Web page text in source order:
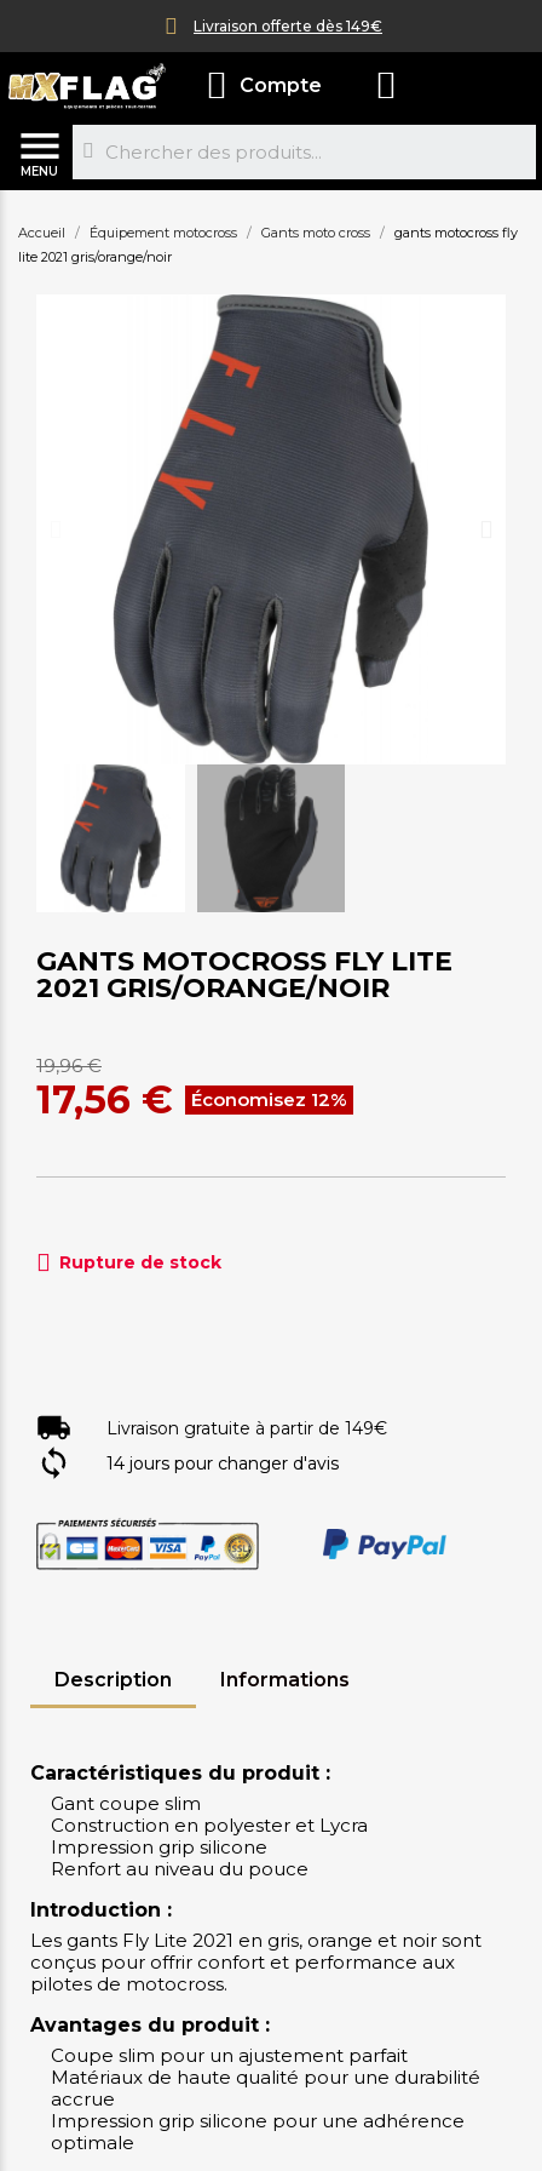
Livraison offerte dès 149€
MENU
Compte
Accueil Équipement motocross Gants moto cross
gants motocross fly
lite 2021 gris/orange/noir
GANTS MOTOCROSS FLY LITE
2021 GRIS/ORANGE/NOIR
19,96 €
17,56 € Économisez 12%
Rupture de stock
Livraison gratuite à partir de 149€
14 jours pour changer d'avis
Description Informations
Caractéristiques du produit :
Gant coupe slim
Construction en polyester et Lycra
Impression grip silicone
Renfort au niveau du pouce
Introduction :
Les gants Fly Lite 2021 en gris, orange et noir sont
conçus pour offrir confort et performance aux
pilotes de motocross.
Avantages du produit :
Coupe slim pour un ajustement parfait
Matériaux de haute qualité pour une durabilité
accrue
Impression grip silicone pour une adhérence
optimale